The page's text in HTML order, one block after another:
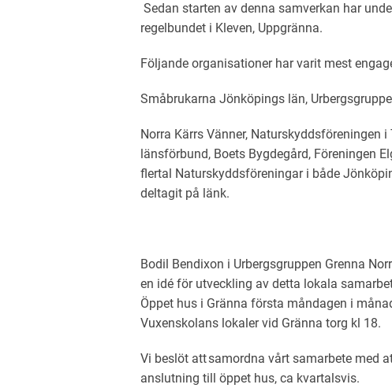
Sedan starten av denna samverkan har
regelbundet i Kleven, Uppgränna.
Följande organisationer har varit mest
Småbrukarna Jönköpings län,
Norra Kärrs Vänner, Naturskyddsföreningen
länsförbund, Boets Bygdegård, Föreningen
flertal Naturskyddsföreningar i både
deltagit på länk.
Bodil Bendixon i Urbergsgruppen Grenna
en idé för utveckling av detta lokala
Öppet hus i Gränna första måndagen i
Vuxenskolans lokaler vid Gränna torg kl 18.
Vi beslöt att samordna vårt samarbete med
anslutning till öppet hus, ca kvartalsvis.